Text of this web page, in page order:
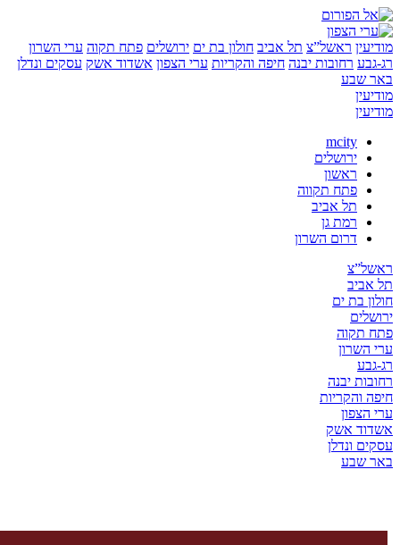
ראשל”צ תל אביב חולון בת ים ירושלים פתח תקוה ערי השרון
רחובות יבנה חיפה והקריות ערי הצפון אשדוד אשק עסקים ונדלן
mcity
ירושלים
ראשון
פתח תקווה
תל אביב
רמת גן
דרום השרון
בת ים
יבנה
אשק
ונדלן